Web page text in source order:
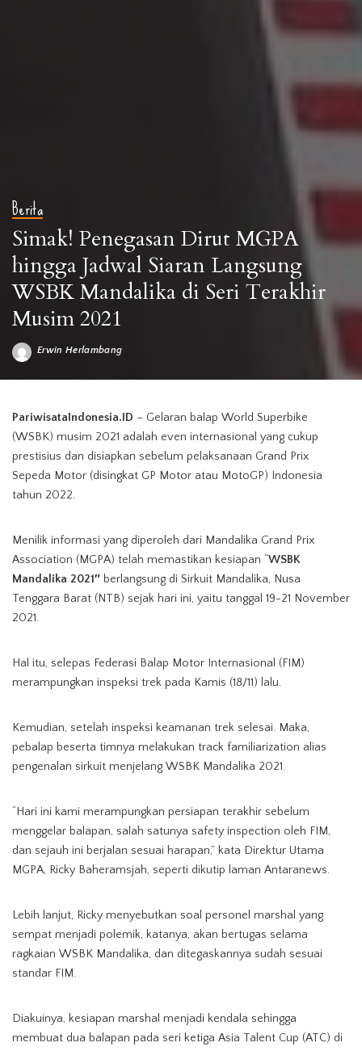
pole, dan grid-starting grid WSBK Mandalika di seri terakhir musim 2021 yang
dilangsungkan di KEK Mandalika, Praya, Lombok Tengah, NTB / Sumber:
Tangkapan layar YouTube WorldSBK tayang hari Jumat, 19 November 2021.
Berita
Simak! Penegasan Dirut MGPA
hingga Jadwal Siaran Langsung
WSBK Mandalika di Seri Terakhir
Musim 2021
Posted
Erwin Herlambang
PariwisataIndonesia.ID – Gelaran balap World Superbike
(WSBK) musim 2021 adalah even internasional yang cukup
prestisius dan disiapkan sebelum pelaksanaan Grand Prix
Sepeda Motor (disingkat GP Motor atau MotoGP) Indonesia
tahun 2022.
Menilik informasi yang diperoleh dari Mandalika Grand Prix
Association (MGPA) telah memastikan kesiapan “WSBK
Mandalika 2021″ berlangsung di Sirkuit Mandalika, Nusa
Tenggara Barat (NTB) sejak hari ini, yaitu tanggal 19-21 November
2021.
Hal itu, selepas Federasi Balap Motor Internasional (FIM)
merampungkan inspeksi trek pada Kamis (18/11) lalu.
Kemudian, setelah inspeksi keamanan trek selesai. Maka,
pebalap beserta timnya melakukan track familiarization alias
pengenalan sirkuit menjelang WSBK Mandalika 2021.
“Hari ini kami merampungkan persiapan terakhir sebelum
menggelar balapan, salah satunya safety inspection oleh FIM,
dan sejauh ini berjalan sesuai harapan,” kata Direktur Utama
MGPA, Ricky Baheramsjah, seperti dikutip laman Antaranews.
Lebih lanjut, Ricky menyebutkan soal personel marshal yang
sempat menjadi polemik, katanya, akan bertugas selama
ragkaian WSBK Mandalika, dan ditegaskannya sudah sesuai
standar FIM.
Diakuinya, kesiapan marshal menjadi kendala sehingga
membuat dua balapan pada seri ketiga Asia Talent Cup (ATC) di